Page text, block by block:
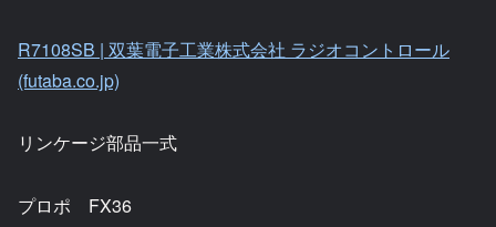
R7108SB | 双葉電子工業株式会社 ラジオコントロール
(futaba.co.jp)
リンケージ部品一式
プロポ FX36